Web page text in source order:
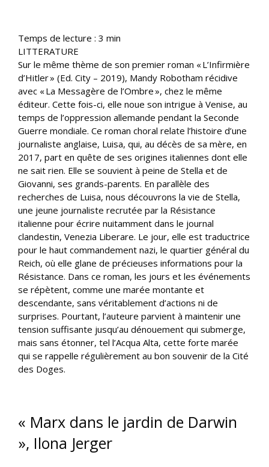
Temps de lecture : 3 min
LITTERATURE
Sur le même thème de son premier roman « L’Infirmière
d’Hitler » (Ed. City – 2019), Mandy Robotham récidive
avec « La Messagère de l’Ombre », chez le même
éditeur. Cette fois-ci, elle noue son intrigue à Venise, au
temps de l’oppression allemande pendant la Seconde
Guerre mondiale. Ce roman choral relate l’histoire d’une
journaliste anglaise, Luisa, qui, au décès de sa mère, en
2017, part en quête de ses origines italiennes dont elle
ne sait rien. Elle se souvient à peine de Stella et de
Giovanni, ses grands-parents. En parallèle des
recherches de Luisa, nous découvrons la vie de Stella,
une jeune journaliste recrutée par la Résistance
italienne pour écrire nuitamment dans le journal
clandestin, Venezia Liberare. Le jour, elle est traductrice
pour le haut commandement nazi, le quartier général du
Reich, où elle glane de précieuses informations pour la
Résistance. Dans ce roman, les jours et les événements
se répètent, comme une marée montante et
descendante, sans véritablement d’actions ni de
surprises. Pourtant, l’auteure parvient à maintenir une
tension suffisante jusqu’au dénouement qui submerge,
mais sans étonner, tel l’Acqua Alta, cette forte marée
qui se rappelle régulièrement au bon souvenir de la Cité
des Doges.
« Marx dans le jardin de Darwin
», Ilona Jerger